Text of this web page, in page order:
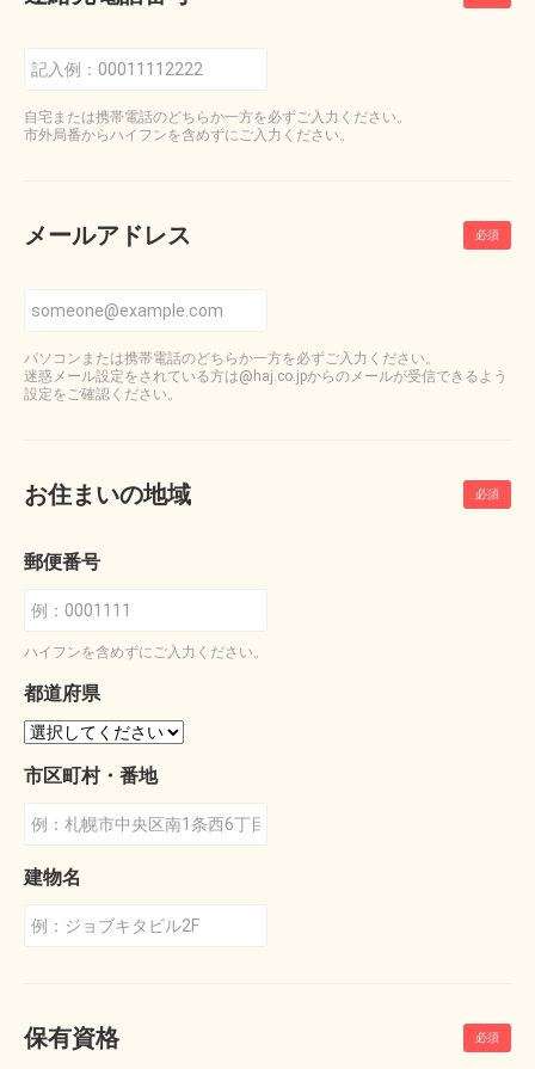
自宅または携帯電話のどちらか一方を必ずご入力ください。
市外局番からハイフンを含めずにご入力ください。
メールアドレス
パソコンまたは携帯電話のどちらか一方を必ずご入力ください。
迷惑メール設定をされている方は@haj.co.jpからのメールが受信できるよう
設定をご確認ください。
お住まいの地域
郵便番号
ハイフンを含めずにご入力ください。
都道府県
市区町村・番地
建物名
保有資格